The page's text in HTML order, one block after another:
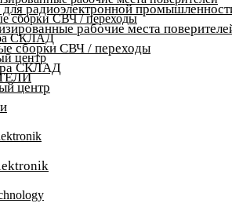
сборки СВЧ / переходы
СКЛАД
центр
радиоэлектронной
рабочие места
сборки СВЧ / переходы
СКЛАД
центр